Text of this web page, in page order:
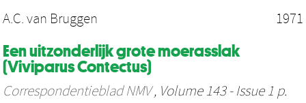
A.C. van Bruggen 1971
Een uitzonderlijk grote moerasslak
(Viviparus Contectus)
Correspondentieblad NMV, Volume 143 - Issue 1 p.